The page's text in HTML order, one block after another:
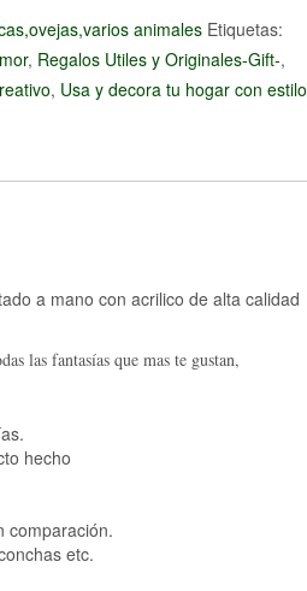
animales Etiquetas:
, Regalos Utiles y Originales-Gift-,
, Usa y decora tu hogar con estilo
a mano con acrilico de alta calidad
las fantasías que mas te gustan,
hecho
comparación.
etc.